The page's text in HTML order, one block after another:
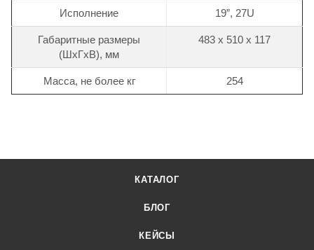
Исполнение 19”, 27U
Габаритные размеры
(ШхГхВ), мм
483 х 510 х 117
Масса, не более кг 254
КАТАЛОГ
БЛОГ
КЕЙСЫ